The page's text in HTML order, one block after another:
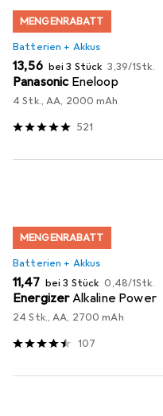
MENGENRABATT
Batterien + Akkus
EUR
13,56 bei 3 Stück EUR
3,39/1Stk.
Panasonic Eneloop
4 Stk., AA, 2000 mAh
521
MENGENRABATT
Batterien + Akkus
EUR
11,47 bei 3 Stück EUR
0,48/1Stk.
EnergizerAlkaline Power
24 Stk., AA, 2700 mAh
107